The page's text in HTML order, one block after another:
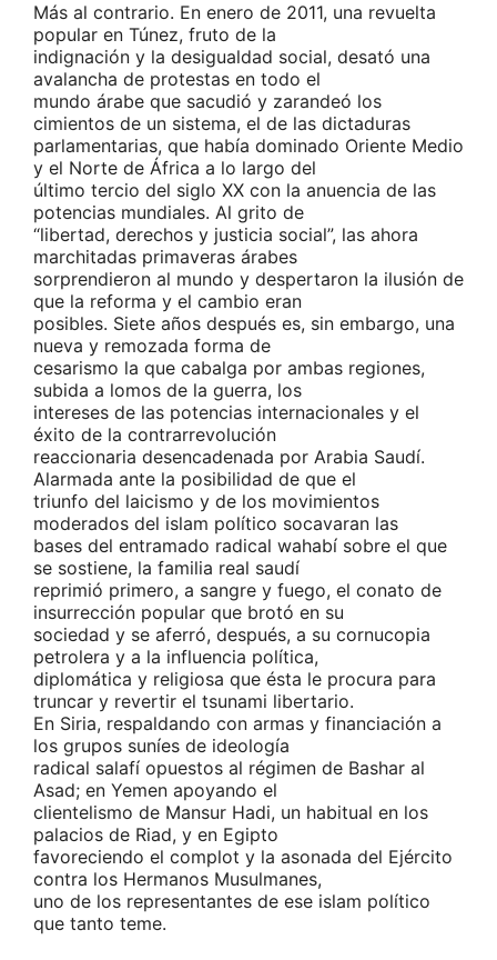
Más al contrario. En enero de 2011, una revuelta
popular en Túnez, fruto de la
indignación y la desigualdad social, desató una
avalancha de protestas en todo el
mundo árabe que sacudió y zarandeó los
cimientos de un sistema, el de las dictaduras
parlamentarias, que había dominado Oriente Medio
y el Norte de África a lo largo del
último tercio del siglo XX con la anuencia de las
potencias mundiales. Al grito de
“libertad, derechos y justicia social”, las ahora
marchitadas primaveras árabes
sorprendieron al mundo y despertaron la ilusión de
que la reforma y el cambio eran
posibles. Siete años después es, sin embargo, una
nueva y remozada forma de
cesarismo la que cabalga por ambas regiones,
subida a lomos de la guerra, los
intereses de las potencias internacionales y el
éxito de la contrarrevolución
reaccionaria desencadenada por Arabia Saudí.
Alarmada ante la posibilidad de que el
triunfo del laicismo y de los movimientos
moderados del islam político socavaran las
bases del entramado radical wahabí sobre el que
se sostiene, la familia real saudí
reprimió primero, a sangre y fuego, el conato de
insurrección popular que brotó en su
sociedad y se aferró, después, a su cornucopia
petrolera y a la influencia política,
diplomática y religiosa que ésta le procura para
truncar y revertir el tsunami libertario.
En Siria, respaldando con armas y financiación a
los grupos suníes de ideología
radical salafí opuestos al régimen de Bashar al
Asad; en Yemen apoyando el
clientelismo de Mansur Hadi, un habitual en los
palacios de Riad, y en Egipto
favoreciendo el complot y la asonada del Ejército
contra los Hermanos Musulmanes,
uno de los representantes de ese islam político
que tanto teme.